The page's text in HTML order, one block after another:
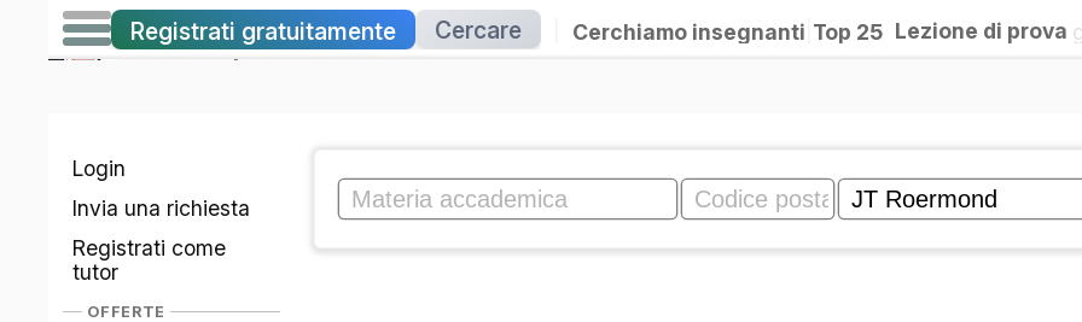
Lezioni privateaJT Roermond
Registrati gratuitamente Cercare Cerchiamo insegnanti Top 25 Lezione di prova
Login
Invia una richiesta
Registrati come
tutor
OFFERTE